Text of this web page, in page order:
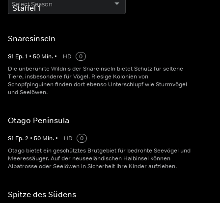
Select Season
Snaresinseln
S1 Ep.1 • 50 Min. • HD
0
Die unberührte Wildnis der Snareinseln bietet Schutz für seltene
Tiere, insbesondere für Vögel. Riesige Kolonien von
Schopfpinguinen finden dort ebenso Unterschlupf wie Sturmvögel
und Seelöwen.
Otago Peninsula
S1 Ep.2 • 50 Min. • HD
0
Otago bietet ein geschütztes Brutgebiet für bedrohte Seevögel und
Meeressäuger. Auf der neuseeländischen Halbinsel können
Albatrosse oder Seelöwen in Sicherheit ihre Kinder aufziehen.
Spitze des Südens